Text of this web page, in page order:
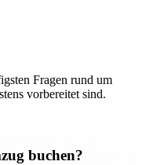
Fragen rund um
vorbereitet sind.
buchen?